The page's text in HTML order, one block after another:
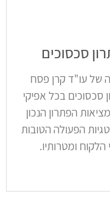
סכסוכים​
של עו"ד קרן פסח
סכסוכים בכל אפיקי
הפתרון הנכון
הפעולה הטובות
ומטרותיו.